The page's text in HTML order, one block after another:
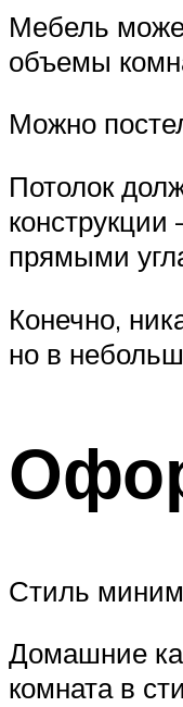
Мебель
объемы
Можно
Потолок
прямыми
Конечно,
но в
Стиль
Домашние
комната в